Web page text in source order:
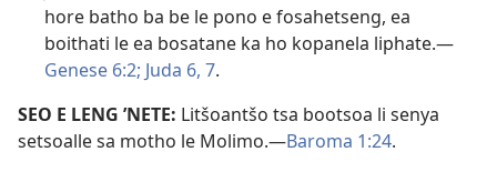
hore batho ba be le pono e fosahetseng, ea
boithati le ea bosatane ka ho kopanela liphate.—
Genese 6:2; Juda 6, 7.
SEO E LENG ’NETE: Litšoantšo tsa bootsoa li senya
setsoalle sa motho le Molimo.—Baroma 1:24.